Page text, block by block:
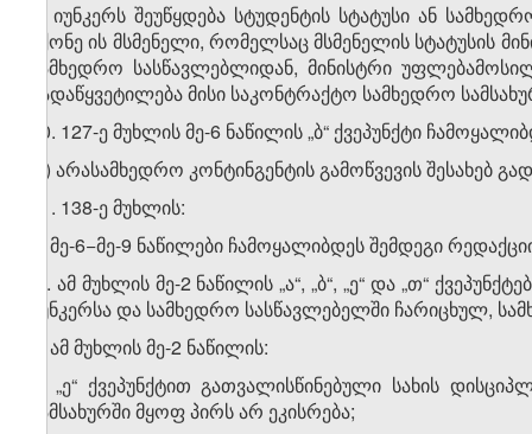
ბ) იუნკერს შეუწყდება სტუდენტის სტატუსი ან
მქონე ის მსმენელი, რომელსაც მსმენელის სტატუსის
სამხედრო სასწავლებლიდან, მინისტრი
გადაწყვეტილება მისი საკონტრაქტო სამხედრო
40. 127-ე მუხლის მე-6 ნაწილის „ბ“ ქვეპუნქტი
„ბ) არასამხედრო კონტინგენტის გამოწვევის შესახებ
41. 138-ე მუხლის:
ა) მე-6−მე-9 ნაწილები ჩამოყალიბდეს შემდეგი
„6. ამ მუხლის მე-2 ნაწილის „ა“, „ბ“, „ე“ და „თ“
იუნკერსა და სამხედრო სასწავლებელში ჩარიცხულ,
7. ამ მუხლის მე-2 ნაწილის:
ა) „ე“ ქვეპუნქტით გათვალისწინებული სახის
სამსახურში მყოფ პირს არ ეკისრება;